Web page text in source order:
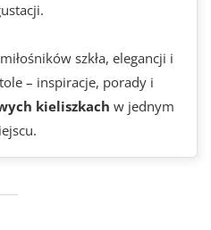
szkła, elegancji i
– inspiracje, porady i
kieliszkach w jednym